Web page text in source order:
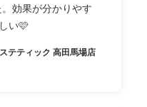
効果が分かりやす
い🩷
テティック 高田馬場店